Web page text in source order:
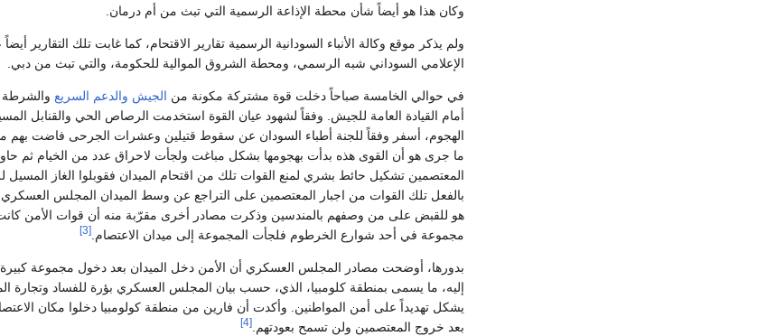
وكان هذا هو أيضاً شأن محطة الإذاعة الرسمية التي تبث من أم درمان.
ولم يذكر موقع وكالة الأنباء السودانية الرسمية تقارير الاقتحام، كما غابت تلك التقارير
الإعلامي السوداني شبه الرسمي، ومحطة الشروق الموالية للحكومة، والتي تبث من دبي.
في حوالي الخامسة صباحاً دخلت قوة مشتركة مكونة من الجيش والدعم السريع والشرطة
أمام القيادة العامة للجيش. وفقاً لشهود عيان القوة استخدمت الرصاص الحي والقنابل
الهجوم، أسفر وفقاً للجنة أطباء السودان عن سقوط قتيلين وعشرات الجرحى فاضت بهم
ما جرى هو أن القوى هذه بدأت بهجومها بشكل مباغت ولجأت لاحراق عدد من الخيام ثم
المعتصمين تشكيل حائط بشري لمنع القوات تلك من اقتحام الميدان فقوبلوا الغاز المسيل
بالفعل تلك القوات من اجبار المعتصمين على التراجع عن وسط الميدان المجلس
هو للقبض على من وصفهم بالمندسين وذكرت مصادر أخرى مقرّبة منه أن قوات الأمن
مجموعة في أحد شوارع الخرطوم فلجأت المجموعة إلى ميدان الاعتصام.[3]
بدورها، أوضحت مصادر المجلس العسكري أن الأمن دخل الميدان بعد دخول مجموعة كبيرة
إليه، ما يسمى بمنطقة كلومبيا، الذي، حسب بيان المجلس العسكري بؤرة للفساد وتجارة
يشكل تهديداً على أمن المواطنين. وأكدت أن فارين من منطقة كولومبيا دخلوا مكان
بعد خروج المعتصمين ولن تسمح بعودتهم.[4]